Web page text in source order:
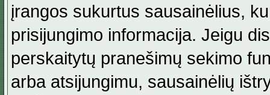
įrangos sukurtus sausainėlius,
prisijungimo informacija. Jeigu
perskaitytų pranešimų sekimo
arba atsijungimu, sausainėlių